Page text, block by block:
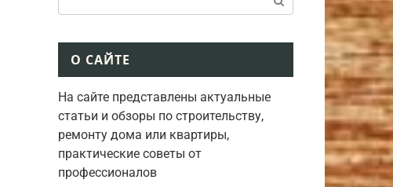
О САЙТЕ
На сайте представлены актуальные
статьи и обзоры по строительству,
ремонту дома или квартиры,
практические советы от
профессионалов